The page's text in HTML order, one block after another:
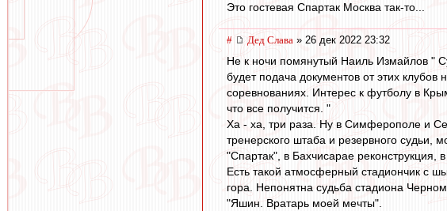
Это гостевая Спартак Москва так-то...
# Дед Слава » 26 дек 2022 23:32
Не к ночи помянутый Наиль Измайлов "
будет подача документов от этих
соревнованиях. Интерес к футболу в
что все получится. "
Ха - ха, три раза. Ну в Симферополе и
тренерского штаба и резервного судьи,
"Спартак", в Бахчисарае реконструкция,
Есть такой атмосферный стадиончик с
гора. Непонятна судьба стадиона
"Яшин. Вратарь моей мечты".